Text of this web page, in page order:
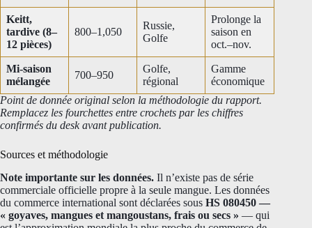
Keitt,
tardive (8–
12 pièces)
800–1,050
Russie,
Golfe
Prolonge la
saison en
oct.–nov.
Mi-saison
mélangée
700–950
Golfe,
régional
Gamme
économique
Point de donnée original selon la méthodologie du rapport.
Remplacez les fourchettes entre crochets par les chiffres
confirmés du desk avant publication.
Sources et méthodologie
Note importante sur les données. Il n’existe pas de série
commerciale officielle propre à la seule mangue. Les données
du commerce international sont déclarées sous HS 080450 —
« goyaves, mangues et mangoustans, frais ou secs » — qui